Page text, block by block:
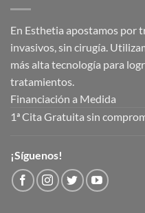
En Esthetia apostamos por
invasivos, sin cirugía.
más alta tecnología para
tratamientos.
Financiación a Medida
1ª Cita Gratuita sin
¡Síguenos!